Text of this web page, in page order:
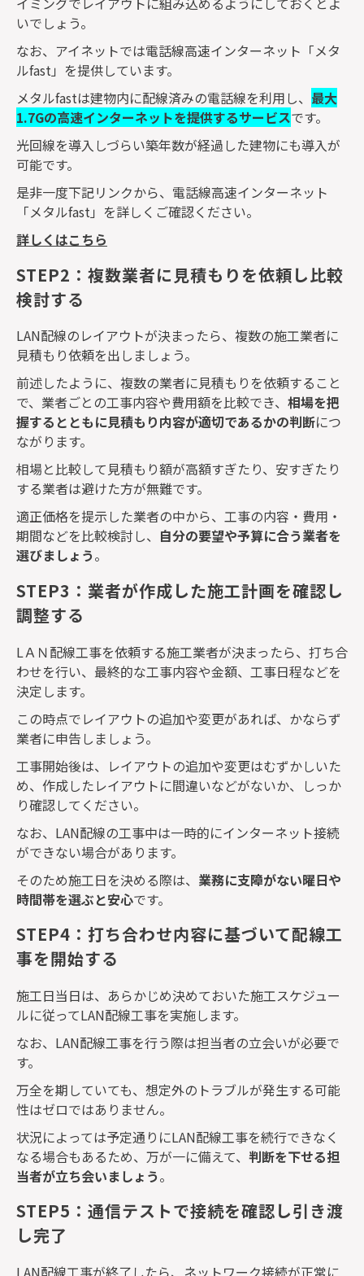
いでしょう。
なお、アイネットでは電話線高速インターネット「メタ
ルfast」を提供しています。
メタルfastは建物内に配線済みの電話線を利用し、 最大
1.7Gの高速インターネットを提供するサービスです。
光回線を導入しづらい築年数が経過した建物にも導入が
可能です。
是非一度下記リンクから、電話線高速インターネット
「メタルfast」を詳しくご確認ください。
詳しくはこちら
STEP2：複数業者に見積もりを依頼し比較
検討する
LAN配線のレイアウトが決まったら、複数の施工業者に
見積もり依頼を出しましょう。
前述したように、複数の業者に見積もりを依頼すること
で、業者ごとの工事内容や費用額を比較でき、 相場を把
握するとともに見積もり内容が適切であるかの判断につ
ながります。
相場と比較して見積もり額が高額すぎたり、安すぎたり
する業者は避けた方が無難です。
適正価格を提示した業者の中から、工事の内容・費用・
期間などを比較検討し、 自分の要望や予算に合う業者を
選びましょう。
STEP3：業者が作成した施工計画を確認し
調整する
LＡＮ配線工事を依頼する施工業者が決まったら、打ち合
わせを行い、最終的な工事内容や金額、工事日程などを
決定します。
この時点でレイアウトの追加や変更があれば、かならず
業者に申告しましょう。
工事開始後は、レイアウトの追加や変更はむずかしいた
め、作成したレイアウトに間違いなどがないか、しっか
り確認してください。
なお、 LAN配線の工事中は一時的にインターネット接続
ができない場合があります。
そのため施工日を決める際は、 業務に支障がない曜日や
時間帯を選ぶと安心です。
STEP4：打ち合わせ内容に基づいて配線工
事を開始する
施工日当日は、あらかじめ決めておいた施工スケジュー
ルに従ってLAN配線工事を実施します。
なお、 LAN配線工事を行う際は担当者の立会いが必要で
す。
万全を期していても、想定外のトラブルが発生する可能
性はゼロではありません。
状況によっては予定通りにLAN配線工事を続行できなく
なる場合もあるため、万が一に備えて、 判断を下せる担
当者が立ち会いましょう。
STEP5：通信テストで接続を確認し引き渡
し完了
LAN配線工事が終了したら、ネットワーク接続が正常に